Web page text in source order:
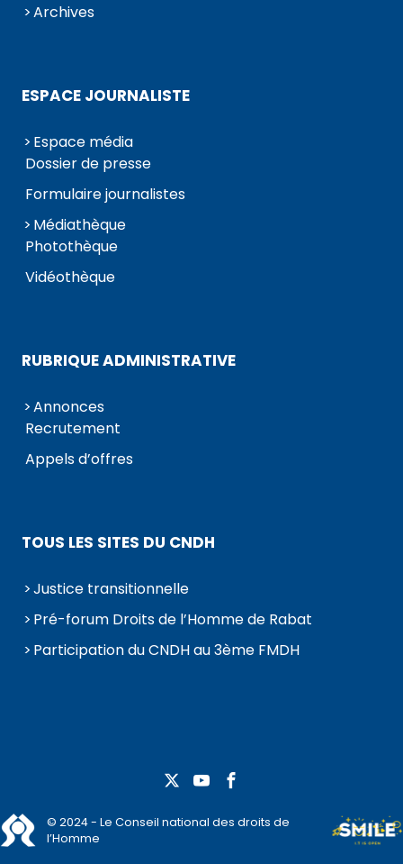
Archives
ESPACE JOURNALISTE
Espace média
Dossier de presse
Formulaire journalistes
Médiathèque
Photothèque
Vidéothèque
RUBRIQUE ADMINISTRATIVE
Annonces
Recrutement
Appels d’offres
TOUS LES SITES DU CNDH
Justice transitionnelle
Pré-forum Droits de l’Homme de Rabat
Participation du CNDH au 3ème FMDH
© 2024 - Le Conseil national des droits de
l’Homme